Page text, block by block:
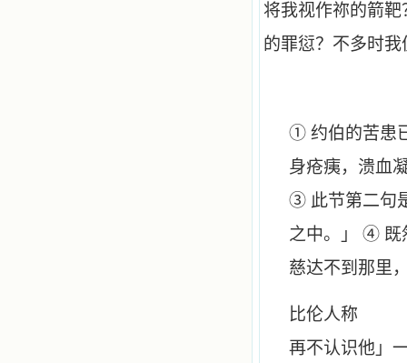
将我视作祢的箭
的罪愆？不多时
① 约伯的苦患
身疮痍，溃血
③ 此节第二句
之中。」 ④ 既
慈达不到那里
比
再不认识他」